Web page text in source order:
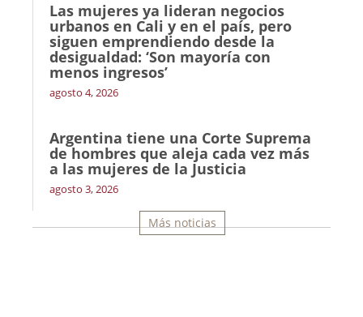
Las mujeres ya lideran negocios
urbanos en Cali y en el país, pero
siguen emprendiendo desde la
desigualdad: ‘Son mayoría con
menos ingresos’
agosto 4, 2026
Argentina tiene una Corte Suprema
de hombres que aleja cada vez más
a las mujeres de la Justicia
agosto 3, 2026
Más noticias